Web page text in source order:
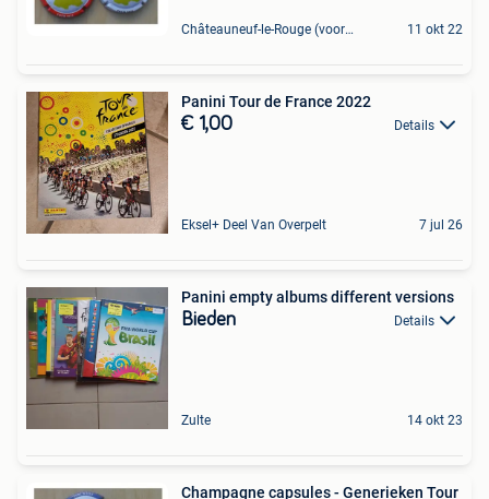
Châteauneuf-le-Rouge (voorheen Veurne) 11 okt 22
Panini Tour de France 2022
€ 1,00 Details
Eksel+ Deel Van Overpelt 7 jul 26
Panini empty albums different versions
Bieden Details
Zulte 14 okt 23
Champagne capsules - Generieken Tour